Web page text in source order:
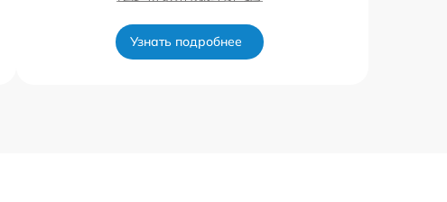
Узнать подробнее